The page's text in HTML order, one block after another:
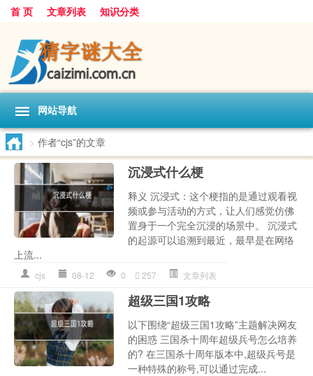
首 页 文章列表 知识分类
网站导航
> 作者“cjs”的文章
沉浸式什么梗
释义 沉浸式：这个梗指的是通过观看视
频或参与活动的方式，让人们感觉仿佛
置身于一个完全沉浸的场景中。 沉浸式
的起源可以追溯到最近，最早是在网络
上流...
cjs 08-12 0 257 文章列表
超级三国1攻略
以下围绕“超级三国1攻略”主题解决网友
的困惑 三国杀十周年超级兵号怎么培养
的? 在三国杀十周年版本中,超级兵号是
一种特殊的称号,可以通过完成...